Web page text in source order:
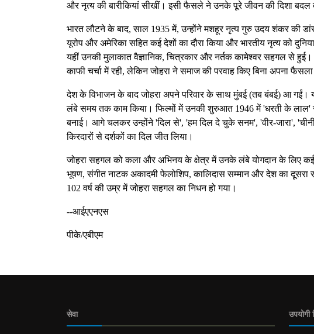
और नृत्य की बारीकियां सीखीं। इसी फैसले ने उनके पूरे जीवन की दिशा बदल
भारत लौटने के बाद, साल 1935 में, उन्होंने मशहूर नृत्य गुरु उदय शंकर की
यूरोप और अमेरिका सहित कई देशों का दौरा किया और भारतीय नृत्य को
यहीं उनकी मुलाकात वैज्ञानिक, चित्रकार और नर्तक कामेश्वर सहगल से
काफी चर्चा में रही, लेकिन जोहरा ने समाज की परवाह किए बिना अपना फैसला
देश के विभाजन के बाद जोहरा अपने परिवार के साथ मुंबई (तब बंबई) आ गईं।
लंबे समय तक काम किया। फिल्मों में उनकी शुरुआत 1946 में 'धरती के लाल'
बनाई। आगे चलकर उन्होंने 'दिल से', 'हम दिल दे चुके सनम', 'वीर-जारा',
किरदारों से दर्शकों का दिल जीत लिया।
जोहरा सहगल को कला और अभिनय के क्षेत्र में उनके लंबे योगदान के लिए
भूषण, संगीत नाटक अकादमी फेलोशिप, कालिदास सम्मान और देश का दूसरा
102 वर्ष की उम्र में जोहरा सहगल का निधन हो गया।
--आईएएनएस
पीके/एबीएम
सेवा उपयोगी